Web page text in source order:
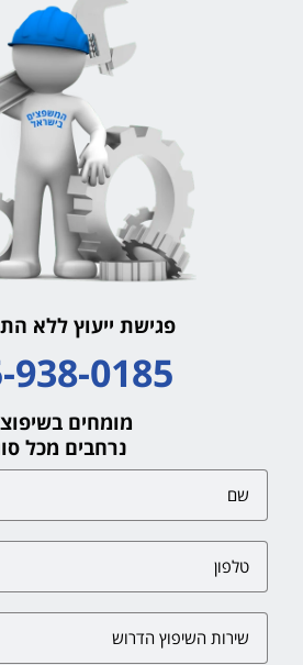
פגישת ייעוץ ללא
938-0185
מומחים
נרחבים מכל